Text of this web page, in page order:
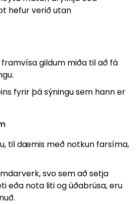
hefur verið utan
gildum miða til að fá
fyrir þá sýningu sem hann er
til dæmis með notkun farsíma,
svo sem að setja
nota liti og úðabrúsa, eru